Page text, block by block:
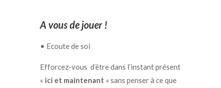
A vous de jouer !
• Ecoute de soi
Efforcez-vous d’être dans l’instant présent
« ici et maintenant » sans penser à ce que